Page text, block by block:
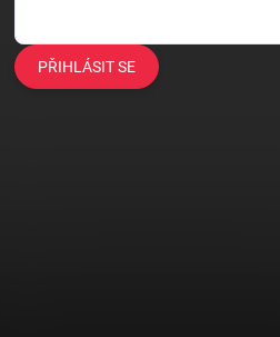
PŘIHLÁSIT SE